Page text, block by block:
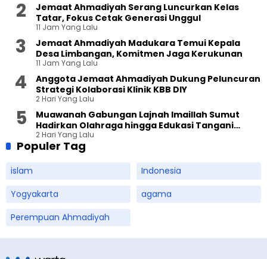
Jemaat Ahmadiyah Serang Luncurkan Kelas
Tatar, Fokus Cetak Generasi Unggul
11 Jam Yang Lalu
Jemaat Ahmadiyah Madukara Temui Kepala
Desa Limbangan, Komitmen Jaga Kerukunan
11 Jam Yang Lalu
Anggota Jemaat Ahmadiyah Dukung Peluncuran
Strategi Kolaborasi Klinik KBB DIY
2 Hari Yang Lalu
Muawanah Gabungan Lajnah Imaillah Sumut
Hadirkan Olahraga hingga Edukasi Tangani
Sampah
2 Hari Yang Lalu
Populer Tag
islam
Indonesia
Yogyakarta
agama
Perempuan Ahmadiyah